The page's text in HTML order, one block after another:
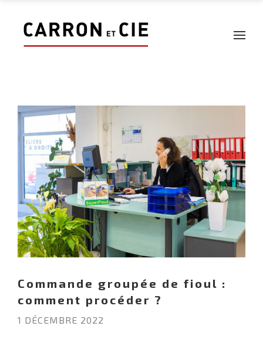
Commande groupée de fioul :
comment procéder ?
1 DÉCEMBRE 2022